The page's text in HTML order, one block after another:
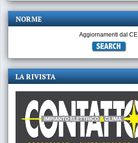
NORME
Aggiornamenti dal CEI
LA RIVISTA